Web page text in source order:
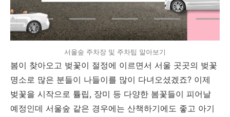
서울숲 주차장 및 주차팁 알아보기
봄이 찾아오고 벚꽃이 절정에 이르면서 서울 곳곳의 벚꽃
명소로 많은 분들이 나들이를 많이 다녀오셨겠죠? 이제
벚꽃을 시작으로 튤립, 장미 등 다양한 봄꽃들이 피어날
예정인데 서울숲 같은 경우에는 산책하기에도 좋고 아기